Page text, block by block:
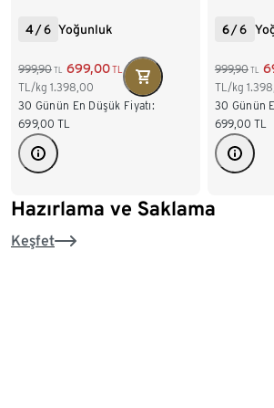
4/6 Yoğunluk
999,90 TL 699,00TL
TL/kg 1.398,00
30 Günün En Düşük Fiyatı:
699,00 TL
6/6
999,90 TL
TL/kg
30 Günün
699,00 TL
Hazırlama ve Saklama
Keşfet